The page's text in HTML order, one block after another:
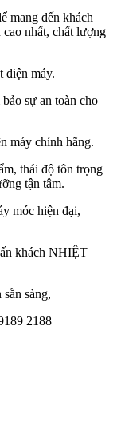
mang đến khách
nhất, chất lượng
điện máy.
sự an toàn cho
máy chính hãng.
thái độ tôn trọng
tận tâm.
móc hiện đại,
khách NHIỆT
sẵn sàng,
2188